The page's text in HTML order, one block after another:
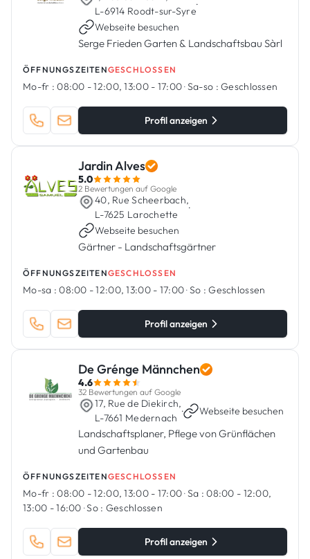
L-6914 Roodt-sur-Syre
·
Webseite besuchen
Serge Frieden Garten & Landschaftsbau Sàrl
ÖFFNUNGSZEITENGESCHLOSSEN
Mo-fr : 08:00 - 12:00, 13:00 - 17:00·Sa-so : Geschlossen
Profil anzeigen
Jardin Alves
5.0
2 Bewertungen auf Google
40, Rue Scheerbach,
L-7625 Larochette
·
Webseite besuchen
Gärtner - Landschaftsgärtner
ÖFFNUNGSZEITENGESCHLOSSEN
Mo-sa : 08:00 - 12:00, 13:00 - 17:00·So : Geschlossen
Profil anzeigen
De Grénge Männchen
4.6
32 Bewertungen auf Google
17, Rue de Diekirch,
L-7661 Medernach
· Webseite besuchen
Landschaftsplaner, Pflege von Grünflächen
und Gartenbau
ÖFFNUNGSZEITENGESCHLOSSEN
Mo-fr : 08:00 - 12:00, 13:00 - 17:00·Sa : 08:00 - 12:00,
13:00 - 16:00 ·So : Geschlossen
Profil anzeigen